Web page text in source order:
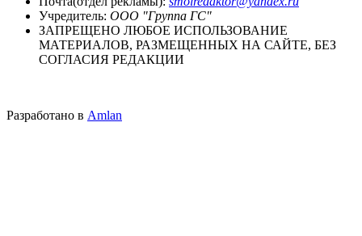
Учредитель: ООО "Группа ГС"
ЗАПРЕЩЕНО ЛЮБОЕ ИСПОЛЬЗОВАНИЕ
МАТЕРИАЛОВ, РАЗМЕЩЕННЫХ НА САЙТЕ, БЕЗ
СОГЛАСИЯ РЕДАКЦИИ
Разработано в Amlan